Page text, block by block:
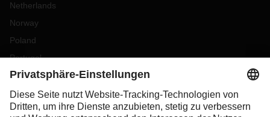
Netherlands
Norway
Poland
Portugal
Romania
Slovakia
Spain